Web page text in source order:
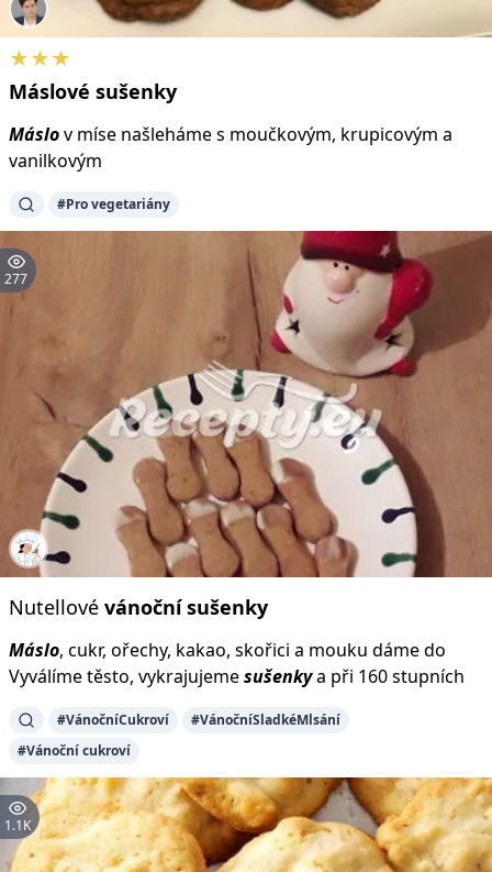
★★★
Máslové sušenky
Máslov míse našleháme s moučkovým, krupicovým a
vanilkovým
#Pro vegetariány
277
Nutellové vánoční sušenky
Máslo, cukr, ořechy, kakao, skořici a mouku dáme do
Vyválíme těsto, vykrajujemesušenkya při 160 stupních
#VánočníCukroví
#VánočníSladkéMlsání
#Vánoční cukroví
1.1K